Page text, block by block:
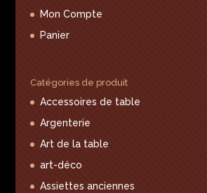
Mon Compte
Panier
Catégories de produit
Accessoires de table
Argenterie
Art de la table
art-déco
Assiettes anciennes